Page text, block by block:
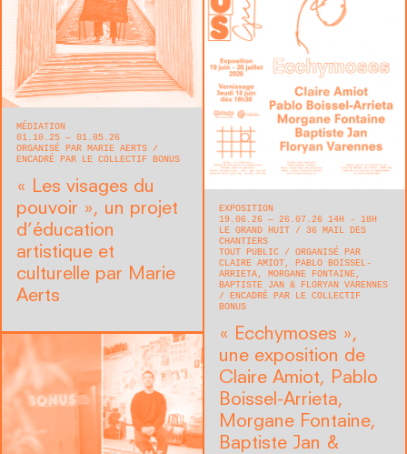
MÉDIATION
01.10.25 — 01.05.26
ORGANISÉ PAR MARIE AERTS
ENCADRÉ PAR LE COLLECTIF BONUS
« Les visages du
pouvoir », un projet
d’éducation
artistique et
culturelle par Marie
Aerts
EXPOSITION
19.06.26 — 26.07.26 14H - 18H
LE GRAND HUIT
36 MAIL DES
CHANTIERS
TOUT PUBLIC
ORGANISÉ PAR
CLAIRE AMIOT, PABLO BOISSEL-
ARRIETA, MORGANE FONTAINE,
BAPTISTE JAN & FLORYAN VARENNES
ENCADRÉ PAR LE COLLECTIF
BONUS
« Ecchymoses »,
une exposition de
Claire Amiot, Pablo
Boissel-Arrieta,
Morgane Fontaine,
Baptiste Jan &